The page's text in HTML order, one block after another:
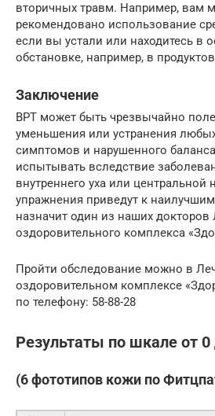
вторичных травм. Например, вам
рекомендовано использование
если вы устали или находитесь в
обстановке, например, в
Заключение
ВРТ может быть чрезвычайно
уменьшения или устранения
симптомов и нарушенного
испытывать вследствие
внутреннего уха или
упражнения приведут к
назначит один из наших докторов
оздоровительного комплекса
Пройти обследование можно в
оздоровительном комплексе
по телефону: 58-88-28
Результаты по шкале от 0
(6 фототипов кожи по